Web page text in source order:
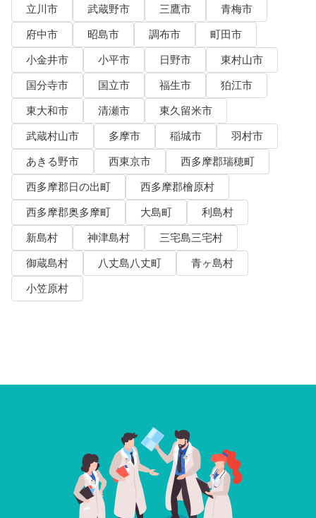
立川市
武蔵野市 三鷹市
青梅市
府中市
昭島市 調布市
町田市
小金井市
小平市 日野市
東村山市
国分寺市
国立市 福生市
狛江市
東大和市
清瀬市
東久留米市
武蔵村山市
多摩市 稲城市
羽村市
あきる野市
西東京市
西多摩郡瑞穂町
西多摩郡日の出町
西多摩郡檜原村
西多摩郡奥多摩町
大島町
利島村
新島村
神津島村
三宅島三宅村
御蔵島村
八丈島八丈町
青ヶ島村
小笠原村